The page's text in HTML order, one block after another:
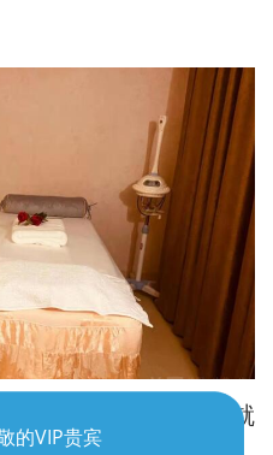
的VIP贵宾
康养，解压蓄能，成就